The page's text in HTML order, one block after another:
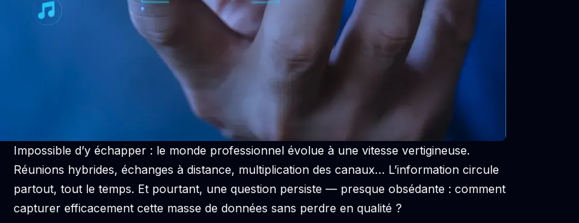
Impossible d’y échapper : le monde professionnel évolue à une vitesse vertigineuse.
Réunions hybrides, échanges à distance, multiplication des canaux… L’information circule
partout, tout le temps. Et pourtant, une question persiste — presque obsédante : comment
capturer efficacement cette masse de données sans perdre en qualité ?